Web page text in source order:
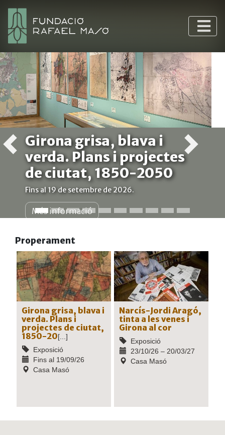
Girona grisa, blava i
verda. Plans i projectes
de ciutat, 1850-2050
Fins al 19 de setembre de 2026.
Més informació
Properament
Girona grisa, blava i
verda. Plans i
projectes de ciutat,
1850-20[...]
Exposició
Fins al 19/09/26
Casa Masó
Narcís-Jordi Aragó,
tinta a les venes i
Girona al cor
Exposició
23/10/26 – 20/03/27
Casa Masó